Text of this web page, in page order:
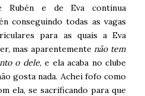
Rubén e de Eva continua
conseguindo todas as vagas
para as quais a Eva
mas aparentementenão tem
o dele, e ela acaba no clube
gosta nada. Achei fofo como
ela, se sacrificando para que